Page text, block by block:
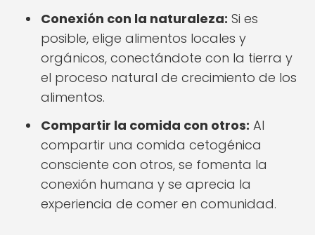
Conexión con la naturaleza: Si es
posible, elige alimentos locales y
orgánicos, conectándote con la tierra y
el proceso natural de crecimiento de los
alimentos.
Compartir la comida con otros: Al
compartir una comida cetogénica
consciente con otros, se fomenta la
conexión humana y se aprecia la
experiencia de comer en comunidad.